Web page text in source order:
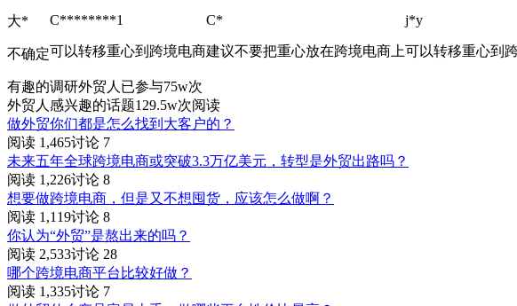
大*
不确定
C********1
可以转移重心到跨境电商
C*
建议不要把重心放在跨境电商上
j*y
可以转移重心到
有趣的调研外贸人已参与75w次
外贸人感兴趣的话题129.5w次阅读
做外贸你们都是怎么找到大客户的？
阅读 1,465讨论 7
未来五年全球跨境电商或突破3.3万亿美元，转型是外贸出路吗？
阅读 1,226讨论 8
想要做跨境电商，但是又不想囤货，应该怎么做啊？
阅读 1,119讨论 8
你认为“外贸”是熬出来的吗？
阅读 2,533讨论 28
哪个跨境电商平台比较好做？
阅读 1,335讨论 7